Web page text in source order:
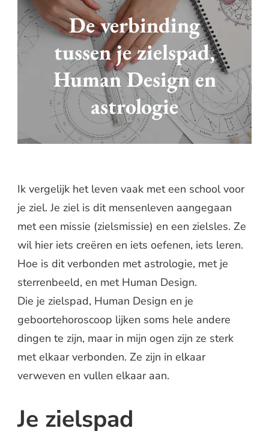
De verbinding
tussen je zielspad,
Human Design en
astrologie
Ik vergelijk het leven vaak met een school voor
je ziel. Je ziel is dit mensenleven aangegaan
met een missie (zielsmissie) en een zielsles. Ze
wil hier iets creëren en iets oefenen, iets leren.
Hoe is dit verbonden met astrologie, met je
sterrenbeeld, en met Human Design.
Die je zielspad, Human Design en je
geboortehoroscoop lijken soms hele andere
dingen te zijn, maar in mijn ogen zijn ze sterk
met elkaar verbonden. Ze zijn in elkaar
verweven en vullen elkaar aan.
Je zielspad